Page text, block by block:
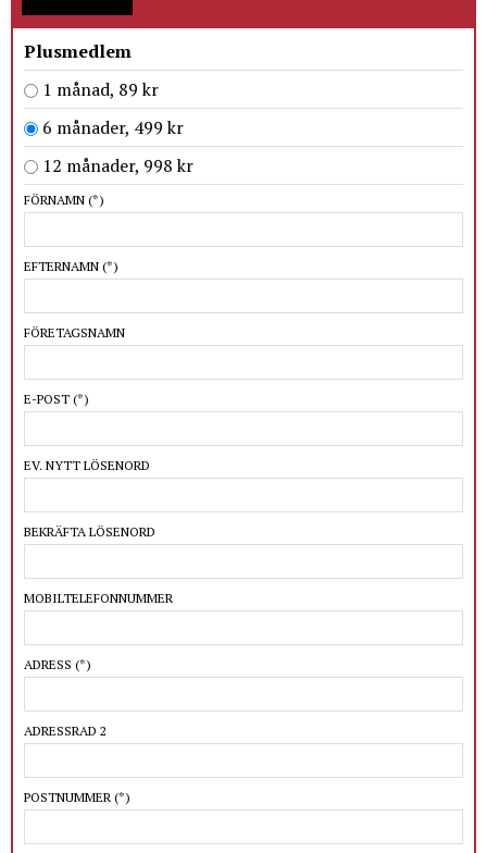
Plusmedlem
1 månad, 89 kr
6 månader, 499 kr
12 månader, 998 kr
FÖRNAMN (*)
EFTERNAMN (*)
FÖRETAGSNAMN
E-POST (*)
EV. NYTT LÖSENORD
BEKRÄFTA LÖSENORD
MOBILTELEFONNUMMER
ADRESS (*)
ADRESSRAD 2
POSTNUMMER (*)